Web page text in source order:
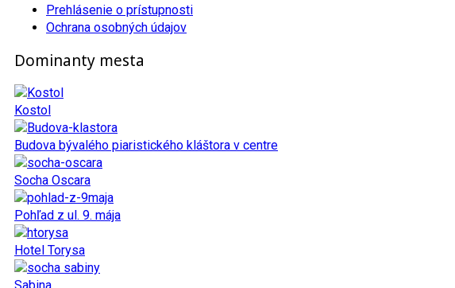
Prehlásenie o prístupnosti
Ochrana osobných údajov
Dominanty mesta
Kostol
Budova bývalého piaristického kláštora v centre
Socha Oscara
Pohľad z ul. 9. mája
Hotel Torysa